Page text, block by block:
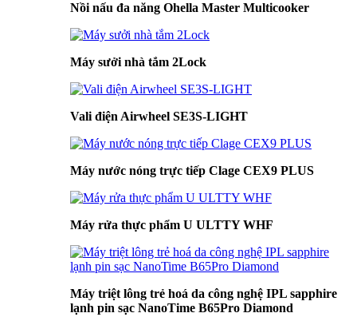
Nồi nấu đa năng Ohella Master Multicooker
Máy sưởi nhà tắm 2Lock
Vali điện Airwheel SE3S-LIGHT
Máy nước nóng trực tiếp Clage CEX9 PLUS
Máy rửa thực phẩm U ULTTY WHF
Máy triệt lông trẻ hoá da công nghệ IPL sapphire
lạnh pin sạc NanoTime B65Pro Diamond